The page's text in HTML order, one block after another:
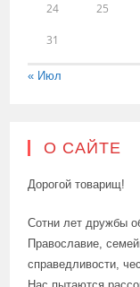
24 25
31
« Июл
О САЙТЕ
Дорогой товарищ!
Сотни лет дружбы
Православие,
справедливости,